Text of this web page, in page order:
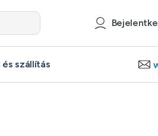
szállítás
szállítás